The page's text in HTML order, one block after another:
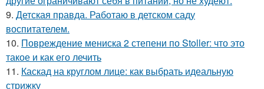
9. Детская правда. Работаю в детском саду
воспитателем.
10. Повреждение мениска 2 степени по Stoller: что это
такое и как его лечить
11. Каскад на круглом лице: как выбрать идеальную
стрижку